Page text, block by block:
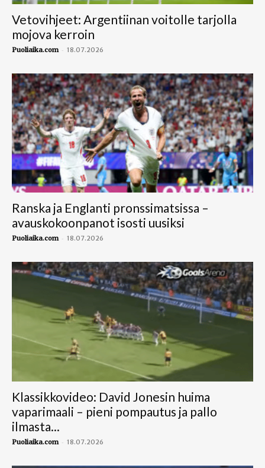
Vetovihjeet: Argentiinan voitolle tarjolla
mojova kerroin
Puoliaika.com - 18.07.2026
Ranska ja Englanti pronssimatsissa –
avauskokoonpanot isosti uusiksi
Puoliaika.com - 18.07.2026
Klassikkovideo: David Jonesin huima
vaparimaali – pieni pompautus ja pallo
ilmasta...
Puoliaika.com - 18.07.2026